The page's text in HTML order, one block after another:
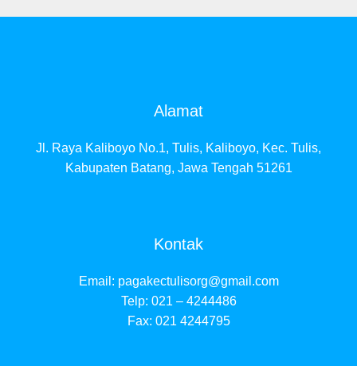
Alamat
Jl. Raya Kaliboyo No.1, Tulis, Kaliboyo, Kec. Tulis,
Kabupaten Batang, Jawa Tengah 51261
Kontak
Email: pagakectulisorg@gmail.com
Telp: 021 – 4244486
Fax: 021 4244795